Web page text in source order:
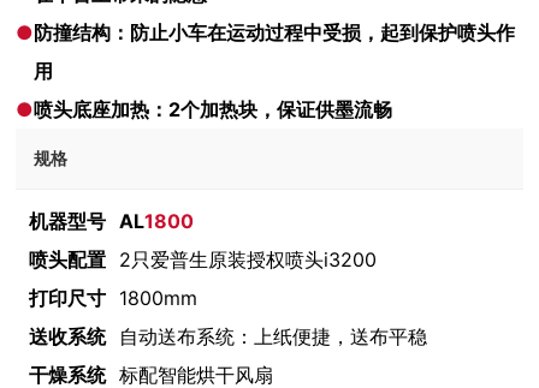
●防撞结构：防止小车在运动过程中受损，起到保护喷头作
用
●喷头底座加热：2个加热块，保证供墨流畅
规格
机器型号 AL1800
喷头配置 2只爱普生原装授权喷头i3200
打印尺寸 1800mm
送收系统
自动送布系统：上纸便捷，送布平稳
干燥系统 标配智能烘干风扇